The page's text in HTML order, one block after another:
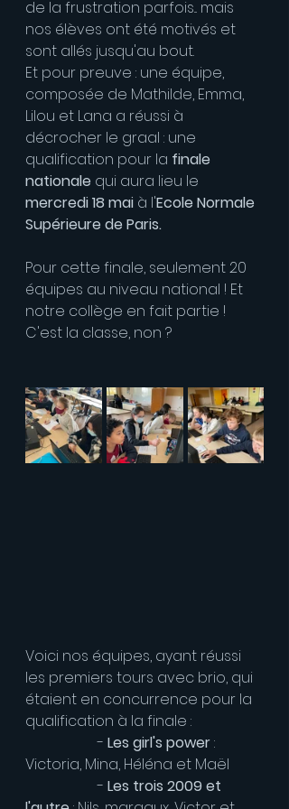
de la frustration parfois... mais
nos élèves ont été motivés et
sont allés jusqu'au bout.
Et pour preuve : une équipe,
composée de Mathilde, Emma,
Lilou et Lana a réussi à
décrocher le graal : une
qualification pour la finale
nationale qui aura lieu le
mercredi 18 mai à l'Ecole Normale
Supérieure de Paris.
Pour cette finale, seulement 20
équipes au niveau national ! Et
notre collège en fait partie !
C'est la classe, non ?
Voici nos équipes, ayant réussi
les premiers tours avec brio, qui
étaient en concurrence pour la
qualification à la finale :
		-
Les girl's power :
Victoria, Mina, Héléna et Maël
		-
Les trois 2009 et